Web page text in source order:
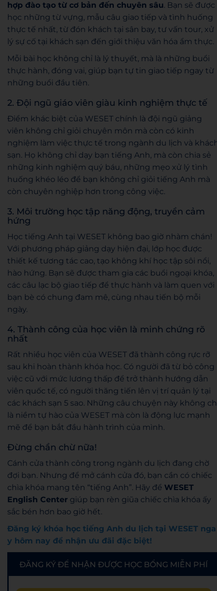
hợp đào tạo từ cơ bản đến chuyên sâu. Bạn sẽ được
học những từ vựng, mẫu câu giao tiếp và tình huống
thực tế nhất, từ đón khách tại sân bay, tư vấn tour, xử
lý sự cố tại khách sạn đến giới thiệu văn hóa ẩm thực.
Mỗi bài học không chỉ là lý thuyết, mà là những buổi
thực hành, đóng vai, giúp bạn tự tin giao tiếp ngay từ
những buổi đầu tiên.
2. Đội ngũ giáo viên giàu kinh nghiệm thực tế
Điểm khác biệt của WESET chính là đội ngũ giảng
viên không chỉ giỏi chuyên môn mà còn có kinh
nghiệm làm việc thực tế trong ngành du lịch và
sạn. Họ không chỉ dạy bạn tiếng Anh, mà còn chia sẻ
những kinh nghiệm quý báu, những mẹo xử lý tình
huống khéo léo để bạn không chỉ giỏi tiếng Anh mà
còn chuyên nghiệp hơn trong công việc.
3. Môi trường học tập năng động, truyền cảm
hứng
Học tiếng Anh tại WESET không bao giờ nhàm chán!
Với phương pháp giảng dạy hiện đại, lớp học được
thiết kế tương tác cao, tạo không khí học tập sôi nổi,
hào hứng. Bạn sẽ được tham gia các buổi ngoại khóa,
các câu lạc bộ giao tiếp để thực hành và làm quen với
bạn bè có chung đam mê, cùng nhau tiến bộ mỗi
ngày.
4. Thành công của học viên là minh chứng rõ
nhất
Rất nhiều học viên của WESET đã thành công rực rỡ
sau khi hoàn thành khóa học. Có người đã từ bỏ công
việc cũ với mức lương thấp để trở thành hướng dẫn
viên quốc tế, có người thăng tiến lên vị trí quản lý tại
các khách sạn 5 sao. Những câu chuyện này không
là niềm tự hào của WESET mà còn là động lực mạnh
mẽ để bạn bắt đầu hành trình của mình.
Đừng chần chừ nữa!
Cánh cửa thành công trong ngành du lịch đang chờ
đợi bạn. Nhưng để mở cánh cửa đó, bạn cần có chiếc
chìa khóa mang tên “tiếng Anh”. Hãy để WESET
English Center giúp bạn rèn giũa chiếc chìa khóa ấy
sắc bén hơn bao giờ hết.
Đăng ký khóa học tiếng Anh du lịch tại WESET nga
y hôm nay để nhận ưu đãi đặc biệt!
ĐĂNG KÝ ĐỂ NHẬN ĐƯỢC HỌC BỔNG MIỄN PHÍ